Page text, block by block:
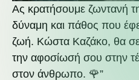
Ας κρατήσουμε ζωντανή
δύναμη και πάθος που
ζωή. Κώστα Καζάκο, θα
την αφοσίωσή σου στην
στον άνθρωπο. 🌹”